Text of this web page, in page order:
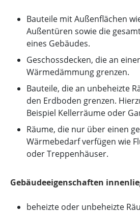
Bauteile mit Außenflächen
Außentüren sowie die
eines Gebäudes.
Geschossdecken, die an
Wärmedämmung grenzen.
Bauteile, die an unbeheizte
den Erdboden grenzen.
Beispiel Kellerräume oder
Räume, die nur über einen
Wärmebedarf verfügen wie
oder Treppenhäuser.
Gebäudeeigenschaften
beheizte oder unbeheizte